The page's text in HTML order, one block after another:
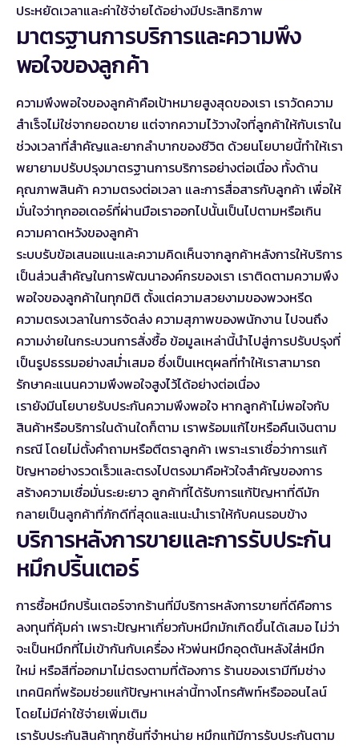
ประหยัดเวลาและค่าใช้จ่ายได้อย่างมีประสิทธิภาพ
มาตรฐานการบริการและความพึง
พอใจของลูกค้า
ความพึงพอใจของลูกค้าคือเป้าหมายสูงสุดของเรา เราวัดความ
สำเร็จไม่ใช่จากยอดขาย แต่จากความไว้วางใจที่ลูกค้าให้กับเราใน
ช่วงเวลาที่สำคัญและยากลำบากของชีวิต ด้วยนโยบายนี้ทำให้เรา
พยายามปรับปรุงมาตรฐานการบริการอย่างต่อเนื่อง ทั้งด้าน
คุณภาพสินค้า ความตรงต่อเวลา และการสื่อสารกับลูกค้า เพื่อให้
มั่นใจว่าทุกออเดอร์ที่ผ่านมือเราออกไปนั้นเป็นไปตามหรือเกิน
ความคาดหวังของลูกค้า
ระบบรับข้อเสนอแนะและความคิดเห็นจากลูกค้าหลังการให้บริการ
เป็นส่วนสำคัญในการพัฒนาองค์กรของเรา เราติดตามความพึง
พอใจของลูกค้าในทุกมิติ ตั้งแต่ความสวยงามของพวงหรีด
ความตรงเวลาในการจัดส่ง ความสุภาพของพนักงาน ไปจนถึง
ความง่ายในกระบวนการสั่งซื้อ ข้อมูลเหล่านี้นำไปสู่การปรับปรุงที่
เป็นรูปธรรมอย่างสม่ำเสมอ ซึ่งเป็นเหตุผลที่ทำให้เราสามารถ
รักษาคะแนนความพึงพอใจสูงไว้ได้อย่างต่อเนื่อง
เรายังมีนโยบายรับประกันความพึงพอใจ หากลูกค้าไม่พอใจกับ
สินค้าหรือบริการในด้านใดก็ตาม เราพร้อมแก้ไขหรือคืนเงินตาม
กรณี โดยไม่ตั้งคำถามหรือตีตราลูกค้า เพราะเราเชื่อว่าการแก้
ปัญหาอย่างรวดเร็วและตรงไปตรงมาคือหัวใจสำคัญของการ
สร้างความเชื่อมั่นระยะยาว ลูกค้าที่ได้รับการแก้ปัญหาที่ดีมัก
กลายเป็นลูกค้าที่ภักดีที่สุดและแนะนำเราให้กับคนรอบข้าง
บริการหลังการขายและการรับประกัน
หมึกปริ้นเตอร์
การซื้อหมึกปริ้นเตอร์จากร้านที่มีบริการหลังการขายที่ดีคือการ
ลงทุนที่คุ้มค่า เพราะปัญหาเกี่ยวกับหมึกมักเกิดขึ้นได้เสมอ ไม่ว่า
จะเป็นหมึกที่ไม่เข้ากันกับเครื่อง หัวพ่นหมึกอุดตันหลังใส่หมึก
ใหม่ หรือสีที่ออกมาไม่ตรงตามที่ต้องการ ร้านของเรามีทีมช่าง
เทคนิคที่พร้อมช่วยแก้ปัญหาเหล่านี้ทางโทรศัพท์หรือออนไลน์
โดยไม่มีค่าใช้จ่ายเพิ่มเติม
เรารับประกันสินค้าทุกชิ้นที่จำหน่าย หมึกแท้มีการรับประกันตาม